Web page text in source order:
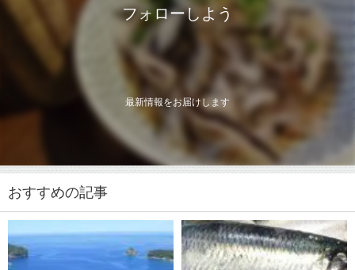
フォローしよう
最新情報をお届けします
おすすめの記事